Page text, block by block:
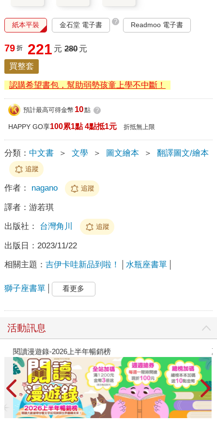
紙本平裝 金石堂 電子書 ? Readmoo 電子書
79 折 221 元 280 元
買整套
認購希望書包，幫助弱勢孩童上學不中斷！
預計最高可得金幣 10點 ?
HAPPY GO享100累1點 4點抵1元 折抵無上限
分類： 中文書 ＞ 文學 ＞ 圖文繪本 ＞ 翻譯圖文/繪本
追蹤
作者： nagano 追蹤
譯者： 游若琪
出版社： 台灣角川 追蹤
出版日： 2023/11/22
相關主題： 吉伊卡哇新品到啦！ 水瓶座書單
獅子座書單 看更多
活動訊息
閱讀漫遊錄-2026上半年暢銷榜